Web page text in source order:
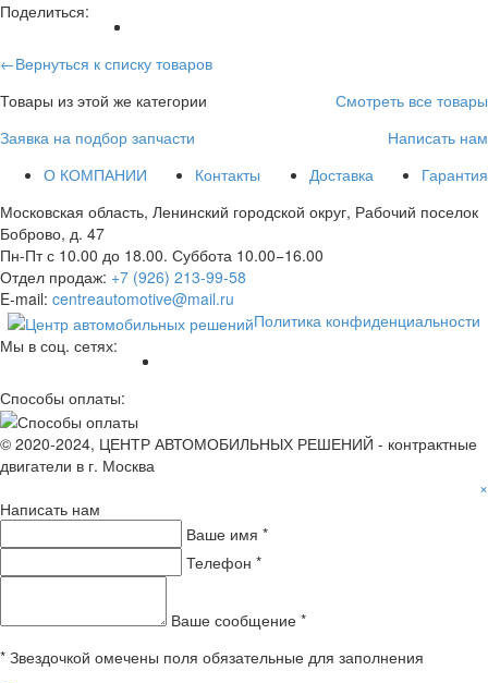
Поделиться:
←Вернуться к списку товаров
Товары из этой же категории
Смотреть все товары
Заявка на подбор запчасти
Написать нам
О КОМПАНИИ
Контакты Доставка
Гарантия
Московская область, Ленинский городской округ, Рабочий поселок
Боброво, д. 47
Пн-Пт с 10.00 до 18.00. Суббота 10.00−16.00
Отдел продаж: +7 (926) 213-99-58
E-mail: centreautomotive@mail.ru
Политика конфиденциальности
Мы в соц. сетях:
Способы оплаты:
© 2020-2024, ЦЕНТР АВТОМОБИЛЬНЫХ РЕШЕНИЙ - контрактные
двигатели в г. Москва
×
Написать нам
Ваше имя *
Телефон *
Ваше сообщение *
* Звездочкой омечены поля обязательные для заполнения